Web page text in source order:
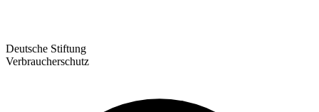
Deutsche Stiftung
Verbraucherschutz